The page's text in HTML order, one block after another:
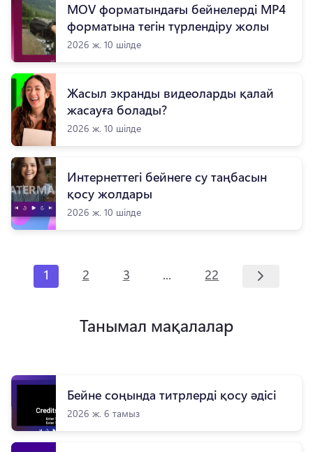
MOV форматындағы бейнелерді MP4
форматына тегін түрлендіру жолы
2026 ж. 10 шілде
Жасыл экранды видеоларды қалай
жасауға болады?
2026 ж. 10 шілде
Интернеттегі бейнеге су таңбасын
қосу жолдары
2026 ж. 10 шілде
1 2 3 ... 22
Танымал мақалалар
Бейне соңында титрлерді қосу әдісі
2026 ж. 6 тамыз